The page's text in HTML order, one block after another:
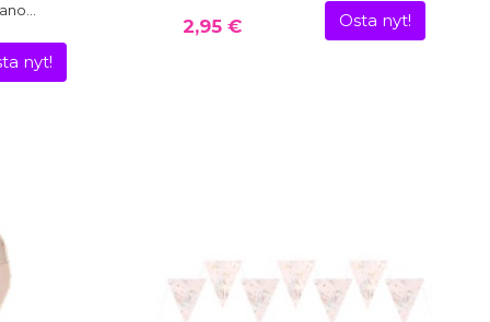
nyt!
2,95 € Osta nyt!